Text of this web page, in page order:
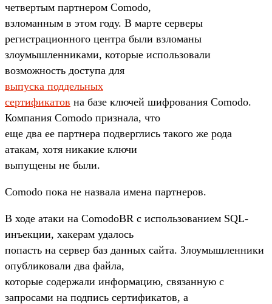
четвертым партнером Comodo,
взломанным в этом году. В марте серверы
регистрационного центра были взломаны
злоумышленниками, которые использовали
возможность доступа для
выпуска поддельных
сертификатов на базе ключей шифрования Comodo.
Компания Comodo признала, что
еще два ее партнера подверглись такого же рода
атакам, хотя никакие ключи
выпущены не были.
Comodo пока не назвала имена партнеров.
В ходе атаки на ComodoBR с использованием SQL-
инъекции, хакерам удалось
попасть на сервер баз данных сайта. Злоумышленники
опубликовали два файла,
которые содержали информацию, связанную с
запросами на подпись сертификатов, а